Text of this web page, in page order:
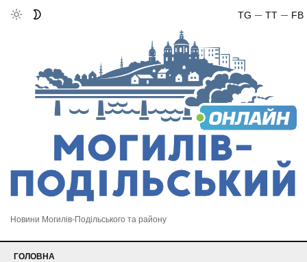
FB
TT
TG
Новини Могилів-Подільського та району
ГОЛОВНА